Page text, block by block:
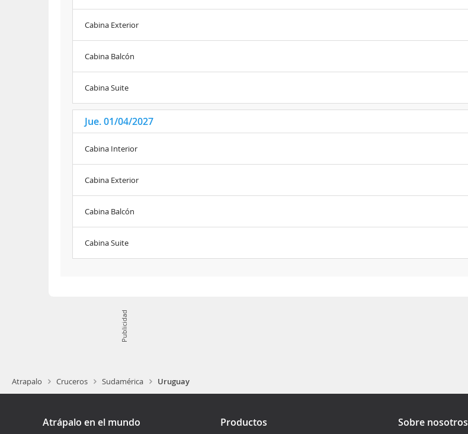
Cabina Exterior
Cabina Balcón
Cabina Suite
Jue. 01/04/2027
Cabina Interior
Cabina Exterior
Cabina Balcón
Cabina Suite
Publicidad
Atrapalo Cruceros Sudamérica Uruguay
Atrápalo en el mundo Productos Sobre nosotros